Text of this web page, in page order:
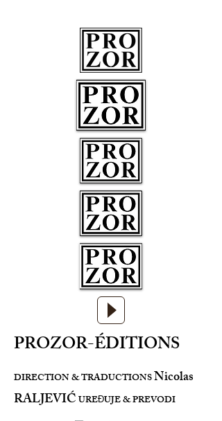
PROZOR-ÉDITIONS
DIRECTION & TRADUCTIONSNicolas
RALJEVIĆUREĐUJE & PREVODI